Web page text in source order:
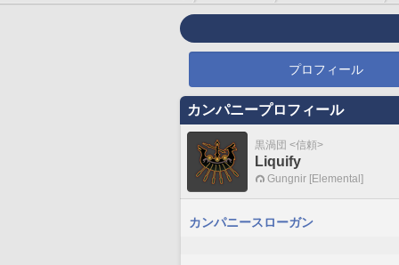
プロフィール
カンパニープロフィール
黒渦団 <信頼>
Liquify
Gungnir [Elemental]
カンパニースローガン